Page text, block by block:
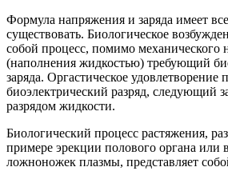
Формула напряжения и заряда имеет
существовать. Биологическое
собой процесс, помимо механического
(наполнения жидкостью) требующий
заряда. Оргастическое удовлетворение
биоэлектрический разряд, следующий
разрядом жидкости.
Биологический процесс растяжения,
примере эрекции полового органа или
ложноножек плазмы, представляет